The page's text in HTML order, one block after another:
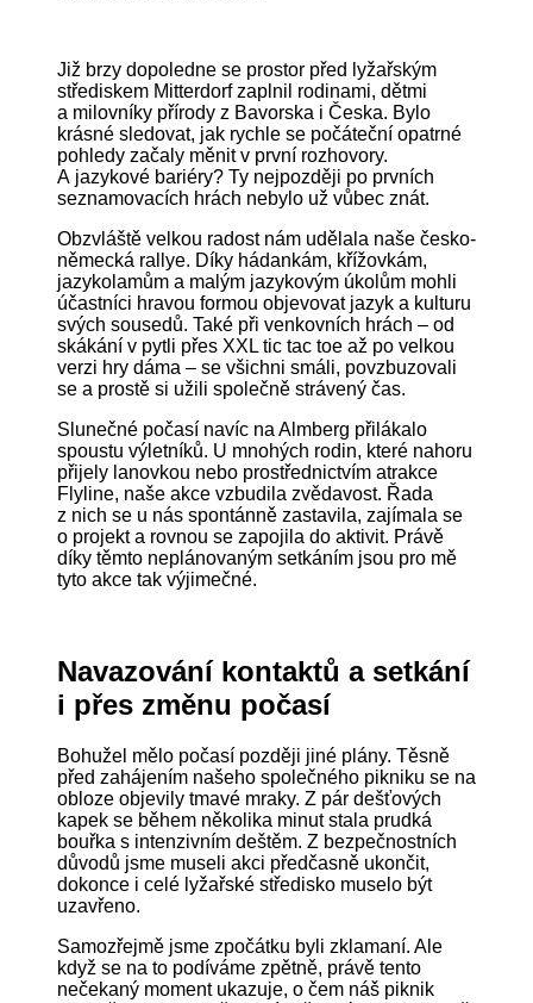
Již brzy dopoledne se prostor před lyžařským
střediskem Mitterdorf zaplnil rodinami, dětmi
a milovníky přírody z Bavorska i Česka. Bylo
krásné sledovat, jak rychle se počáteční opatrné
pohledy začaly měnit v první rozhovory.
A jazykové bariéry? Ty nejpozději po prvních
seznamovacích hrách nebylo už vůbec znát.
Obzvláště velkou radost nám udělala naše česko-
německá rallye. Díky hádankám, křížovkám,
jazykolamům a malým jazykovým úkolům mohli
účastníci hravou formou objevovat jazyk a kulturu
svých sousedů. Také při venkovních hrách – od
skákání v pytli přes XXL tic tac toe až po velkou
verzi hry dáma – se všichni smáli, povzbuzovali
se a prostě si užili společně strávený čas.
Slunečné počasí navíc na Almberg přilákalo
spoustu výletníků. U mnohých rodin, které nahoru
přijely lanovkou nebo prostřednictvím atrakce
Flyline, naše akce vzbudila zvědavost. Řada
z nich se u nás spontánně zastavila, zajímala se
o projekt a rovnou se zapojila do aktivit. Právě
díky těmto neplánovaným setkáním jsou pro mě
tyto akce tak výjimečné.
Navazování kontaktů a setkání
i přes změnu počasí
Bohužel mělo počasí později jiné plány. Těsně
před zahájením našeho společného pikniku se na
obloze objevily tmavé mraky. Z pár dešťových
kapek se během několika minut stala prudká
bouřka s intenzivním deštěm. Z bezpečnostních
důvodů jsme museli akci předčasně ukončit,
dokonce i celé lyžařské středisko muselo být
uzavřeno.
Samozřejmě jsme zpočátku byli zklamaní. Ale
když se na to podíváme zpětně, právě tento
nečekaný moment ukazuje, o čem náš piknik